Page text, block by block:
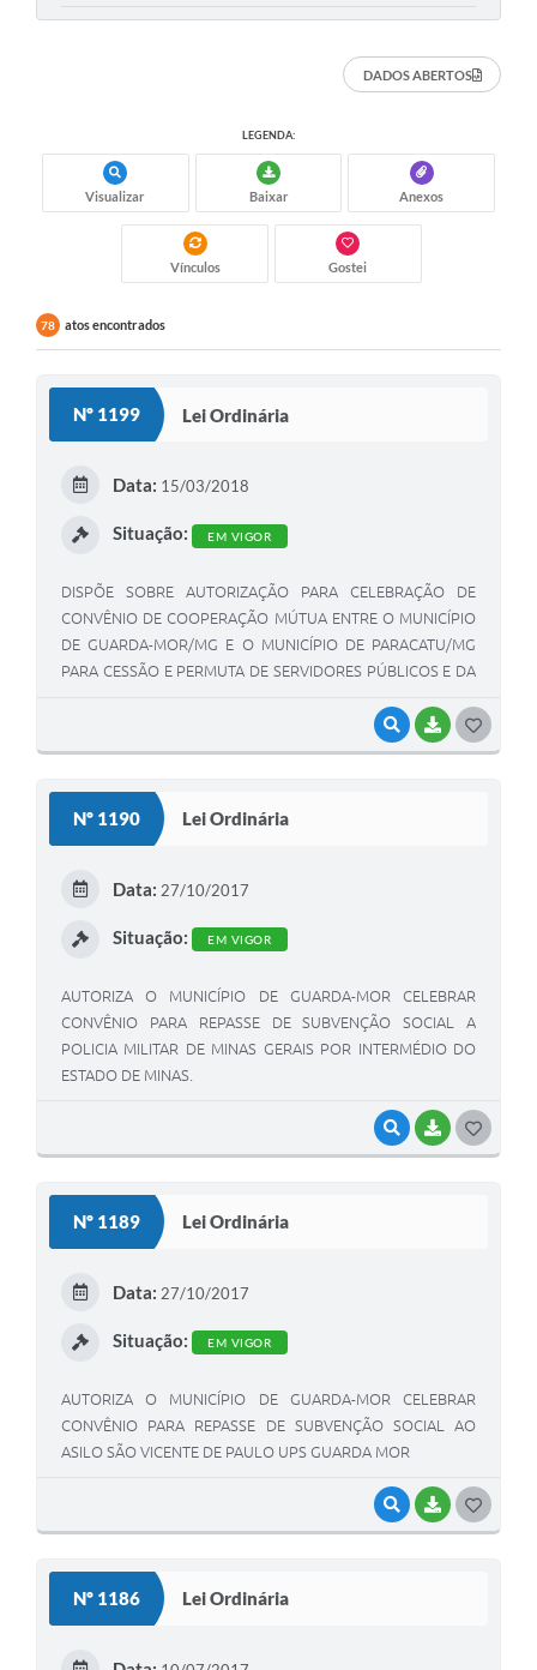
DADOS ABERTOS
LEGENDA:
Visualizar Baixar Anexos
Vínculos Gostei
78 atos encontrados
Nº 1199 Lei Ordinária
VISUALIZAR
BAIXAR
Data: 15/03/2018
Situação: EM VIGOR
DISPÕE SOBRE AUTORIZAÇÃO PARA CELEBRAÇÃO DE
CONVÊNIO DE COOPERAÇÃO MÚTUA ENTRE O MUNICÍPIO
DE GUARDA-MOR/MG E O MUNICÍPIO DE PARACATU/MG
PARA CESSÃO E PERMUTA DE SERVIDORES PÚBLICOS E DA
Nº 1190 Lei Ordinária
VISUALIZAR
BAIXAR
Data: 27/10/2017
Situação: EM VIGOR
AUTORIZA O MUNICÍPIO DE GUARDA-MOR CELEBRAR
CONVÊNIO PARA REPASSE DE SUBVENÇÃO SOCIAL A
POLICIA MILITAR DE MINAS GERAIS POR INTERMÉDIO DO
ESTADO DE MINAS.
Nº 1189 Lei Ordinária
VISUALIZAR
BAIXAR
Data: 27/10/2017
Situação: EM VIGOR
AUTORIZA O MUNICÍPIO DE GUARDA-MOR CELEBRAR
CONVÊNIO PARA REPASSE DE SUBVENÇÃO SOCIAL AO
ASILO SÃO VICENTE DE PAULO UPS GUARDA MOR
Nº 1186 Lei Ordinária